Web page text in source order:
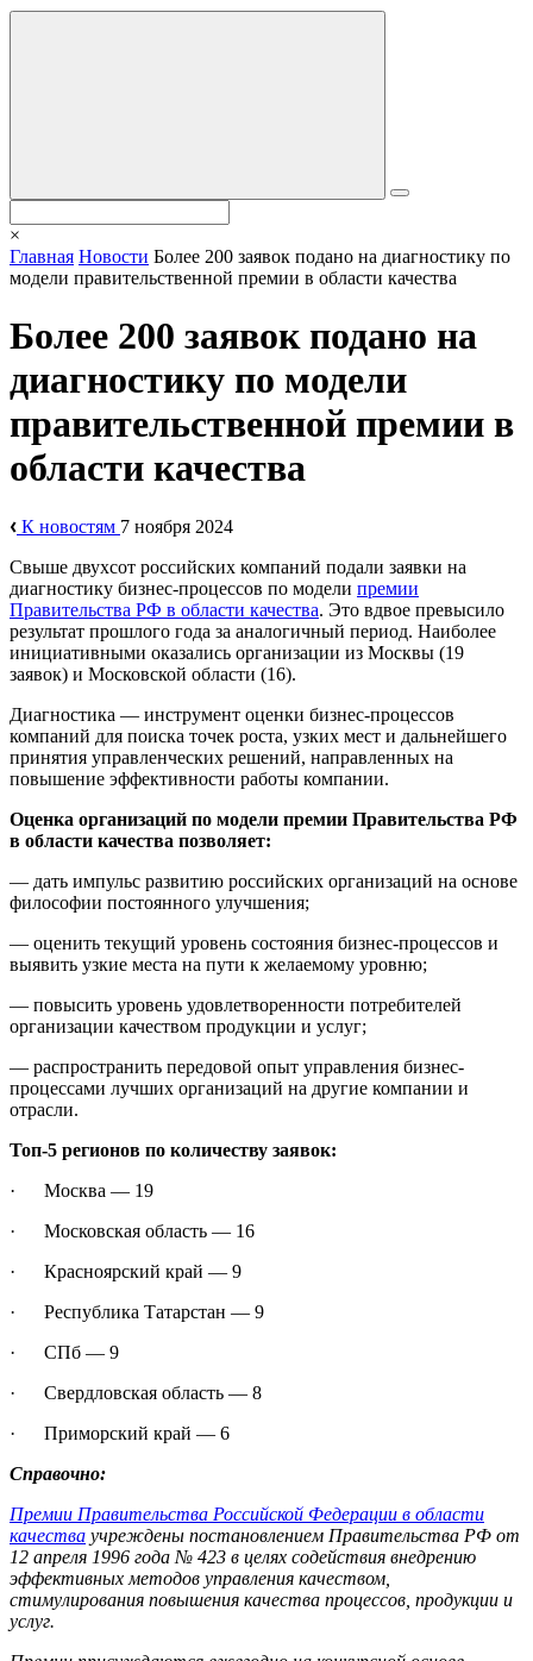
×
Главная Новости Более 200 заявок подано на диагностику по
модели правительственной премии в области качества
Более 200 заявок подано на
диагностику по модели
правительственной премии в
области качества
К новостям 7 ноября 2024
Свыше двухсот российских компаний подали заявки на
диагностику бизнес-процессов по модели премии
Правительства РФ в области качества. Это вдвое превысило
результат прошлого года за аналогичный период. Наиболее
инициативными оказались организации из Москвы (19
заявок) и Московской области (16).
Диагностика — инструмент оценки бизнес-процессов
компаний для поиска точек роста, узких мест и дальнейшего
принятия управленческих решений, направленных на
повышение эффективности работы компании.
Оценка организаций по модели премии Правительства РФ
в области качества позволяет:
— дать импульс развитию российских организаций на основе
философии постоянного улучшения;
— оценить текущий уровень состояния бизнес-процессов и
выявить узкие места на пути к желаемому уровню;
— повысить уровень удовлетворенности потребителей
организации качеством продукции и услуг;
— распространить передовой опыт управления бизнес-
процессами лучших организаций на другие компании и
отрасли.
Топ-5 регионов по количеству заявок:
· Москва — 19
· Московская область — 16
· Красноярский край — 9
· Республика Татарстан — 9
· СПб — 9
· Свердловская область — 8
· Приморский край — 6
Справочно:
Премии Правительства Российской Федерации в области
качества учреждены постановлением Правительства РФ от
12 апреля 1996 года № 423 в целях содействия внедрению
эффективных методов управления качеством,
стимулирования повышения качества процессов, продукции и
услуг.